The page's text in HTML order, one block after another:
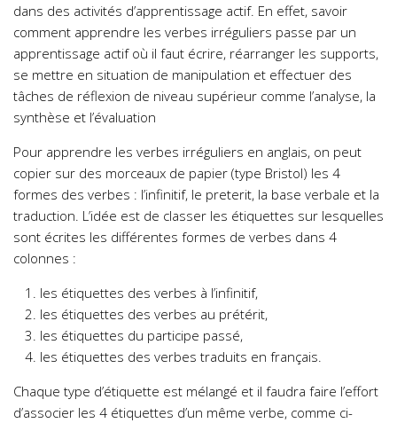
dans des activités d’apprentissage actif. En effet, savoir
comment apprendre les verbes irréguliers passe par un
apprentissage actif où il faut écrire, réarranger les supports,
se mettre en situation de manipulation et effectuer des
tâches de réflexion de niveau supérieur comme l’analyse, la
synthèse et l’évaluation
Pour apprendre les verbes irréguliers en anglais, on peut
copier sur des morceaux de papier (type Bristol) les 4
formes des verbes : l’infinitif, le preterit, la base verbale et la
traduction. L’idée est de classer les étiquettes sur lesquelles
sont écrites les différentes formes de verbes dans 4
colonnes :
les étiquettes des verbes à l’infinitif,
les étiquettes des verbes au prétérit,
les étiquettes du participe passé,
les étiquettes des verbes traduits en français.
Chaque type d’étiquette est mélangé et il faudra faire l’effort
d’associer les 4 étiquettes d’un même verbe, comme ci-